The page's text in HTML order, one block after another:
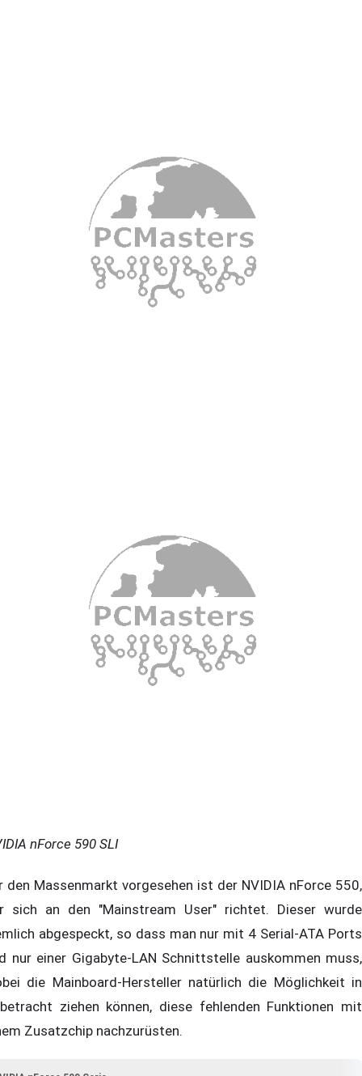
nForce 590 SLI
den Massenmarkt vorgesehen ist der NVIDIA nForce 550,
sich an den "Mainstream User" richtet. Dieser wurde
abgespeckt, so dass man nur mit 4 Serial-ATA Ports
nur einer Gigabyte-LAN Schnittstelle auskommen muss,
die Mainboard-Hersteller natürlich die Möglichkeit in
ziehen können, diese fehlenden Funktionen mit
Zusatzchip nachzurüsten.